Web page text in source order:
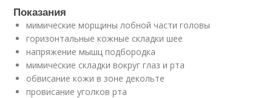
Показания
мимические морщины лобной части головы
горизонтальные кожные складки шее
напряжение мышц подбородка
мимические складки вокруг глаз и рта
обвисание кожи в зоне декольте
провисание уголков рта